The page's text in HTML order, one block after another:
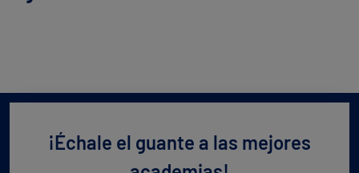
¡Échale el guante a las mejores